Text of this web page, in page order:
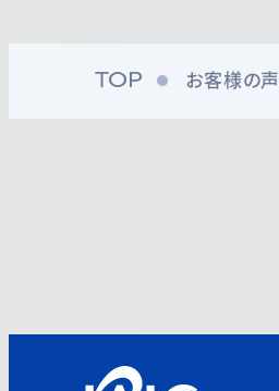
TOP お客様の声